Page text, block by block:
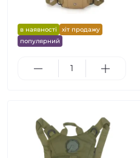
в наявності
хіт продажу
популярний